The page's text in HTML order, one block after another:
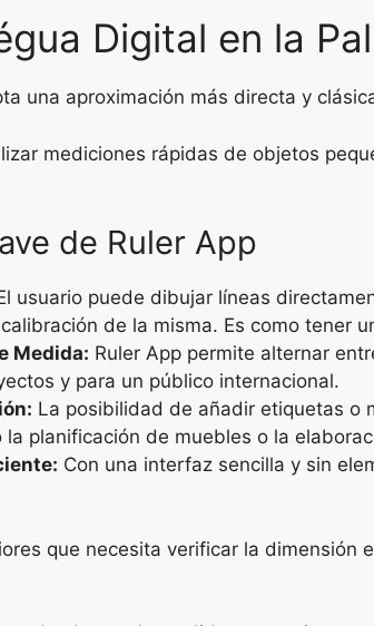
Digital en la
una aproximación más directa y
mediciones rápidas de objetos
de Ruler App
usuario puede dibujar líneas
de la misma. Es como tener
Medida: Ruler App permite alternar
y para un público internacional.
La posibilidad de añadir etiquetas o
planificación de muebles o la
Con una interfaz sencilla y sin
que necesita verificar la